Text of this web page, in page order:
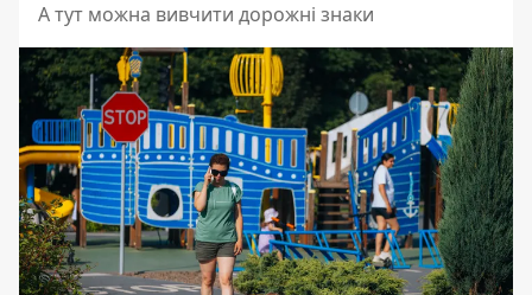
А тут можна вивчити дорожні знаки